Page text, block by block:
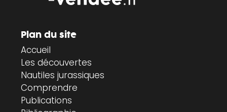
Plan du site
Accueil
Les découvertes
Nautiles jurassiques
Comprendre
Publications